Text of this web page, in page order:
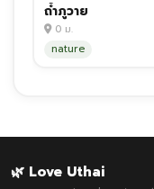
ถ้ำภูวาย
0 ม.
nature
🌿 Love Uthai